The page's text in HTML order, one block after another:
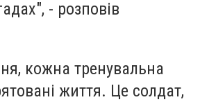
- розповів
кожна тренувальна
життя. Це солдат,